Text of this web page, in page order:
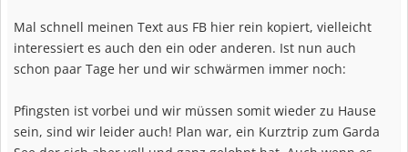
Mal schnell meinen Text aus FB hier rein kopiert, vielleicht
interessiert es auch den ein oder anderen. Ist nun auch
schon paar Tage her und wir schwärmen immer noch:
Pfingsten ist vorbei und wir müssen somit wieder zu Hause
sein, sind wir leider auch! Plan war, ein Kurztrip zum Garda